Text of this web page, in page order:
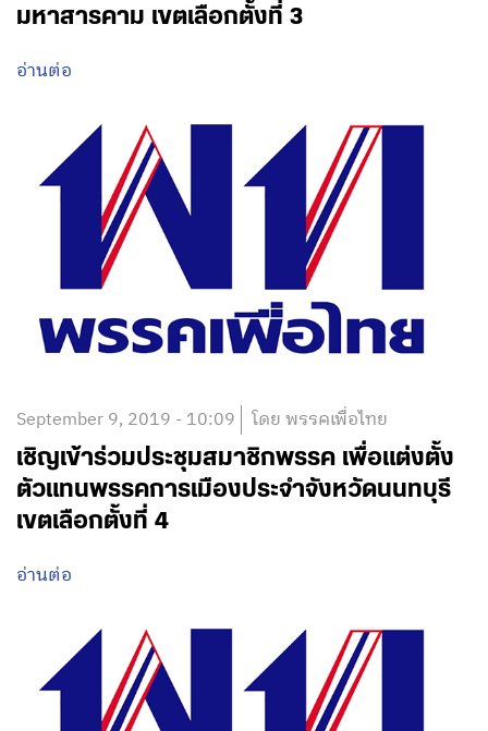
มหาสารคาม เขตเลือกตั้งที่ 3
อ่านต่อ
September 9, 2019 - 10:09 โดย พรรคเพื่อไทย
เชิญเข้าร่วมประชุมสมาชิกพรรค เพื่อแต่งตั้ง
ตัวแทนพรรคการเมืองประจำจังหวัดนนทบุรี
เขตเลือกตั้งที่ 4
อ่านต่อ